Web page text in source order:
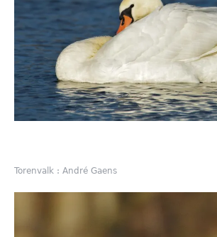
Torenvalk : André Gaens